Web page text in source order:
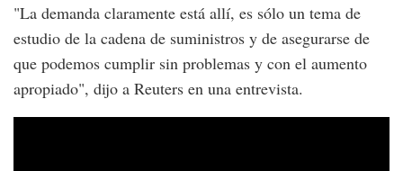
"La demanda claramente está allí, es sólo un tema de
estudio de la cadena de suministros y de asegurarse de
que podemos cumplir sin problemas y con el aumento
apropiado", dijo a Reuters en una entrevista.